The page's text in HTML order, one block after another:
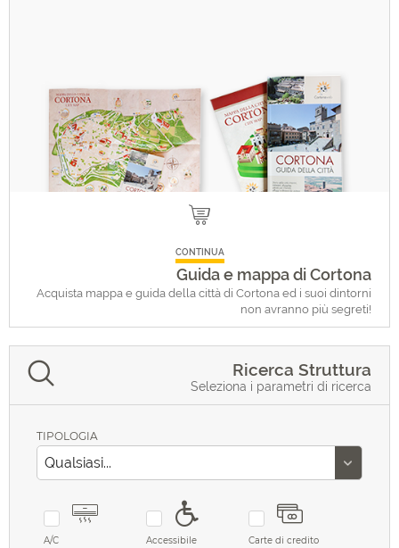
CONTINUA
Guida e mappa di Cortona
Acquista mappa e guida della città di Cortona ed i suoi dintorni
non avranno più segreti!
Ricerca Struttura
Seleziona i parametri di ricerca
TIPOLOGIA
A/C Accessibile Carte di credito